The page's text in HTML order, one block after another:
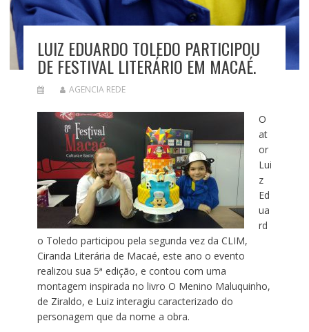
LUIZ EDUARDO TOLEDO PARTICIPOU
DE FESTIVAL LITERÁRIO EM MACAÉ.
AGENCIA REDE
O
at
or
Lui
z
Ed
ua
rd
o Toledo participou pela segunda vez da CLIM,
Ciranda Literária de Macaé, este ano o evento
realizou sua 5ª edição, e contou com uma
montagem inspirada no livro O Menino Maluquinho,
de Ziraldo, e Luiz interagiu caracterizado do
personagem que da nome a obra.